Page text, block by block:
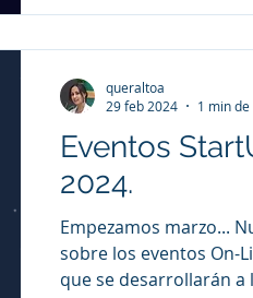
Eventos
2024.
Empezamos marzo...
sobre los eventos On-
que se desarrollarán a
queraltoa
29 feb 2024
1 min